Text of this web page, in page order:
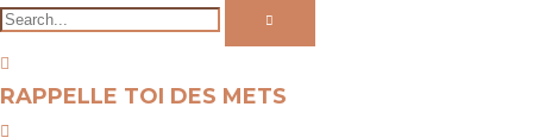
RAPPELLE TOI DES METS